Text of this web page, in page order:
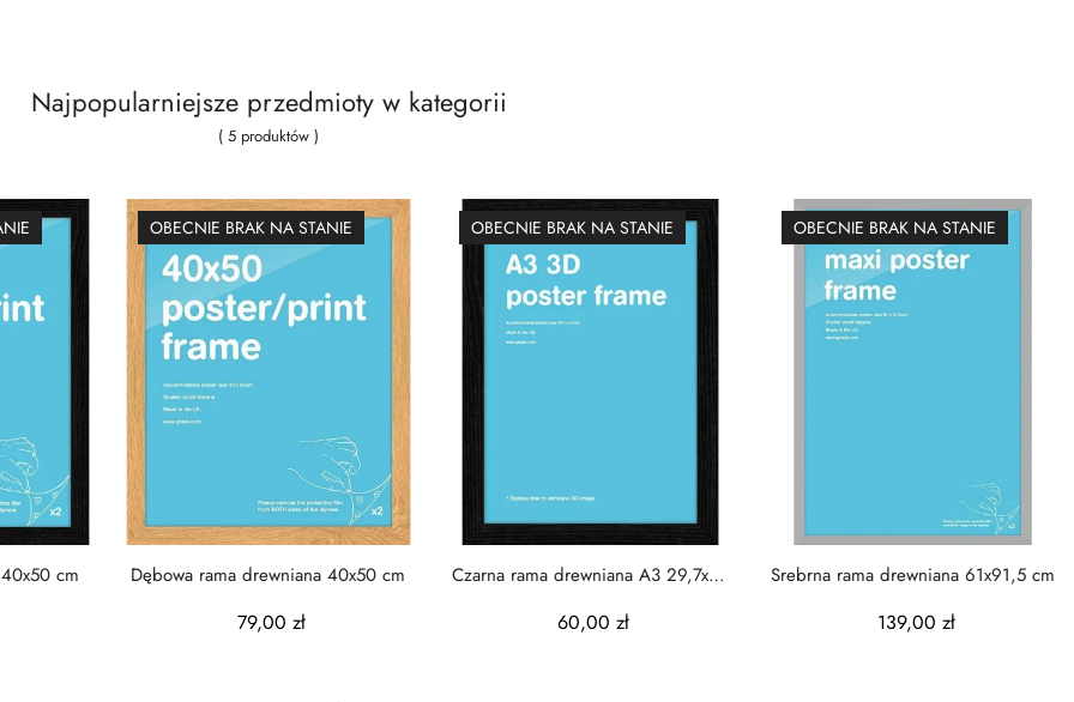
Najpopularniejsze przedmioty w kategorii
( 5 produktów )
cm
OBECNIE BRAK NA STANIE
Dębowa rama drewniana 40x50 cm
79,00 zł
OBECNIE BRAK NA STANIE
Czarna rama drewniana A3 29,7x42
60,00 zł
OBECNIE BRAK NA STANIE
Srebrna rama drewniana 61x91,5 cm
139,00 zł